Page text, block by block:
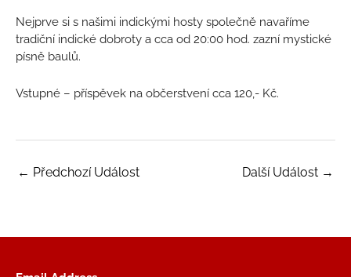
Nejprve si s našimi indickými hosty společně navaříme
tradiční indické dobroty a cca od 20:00 hod. zazní mystické
písně baulů.
Vstupné – příspěvek na občerstvení cca 120,- Kč.
← Předchozí Událost Další Událost →